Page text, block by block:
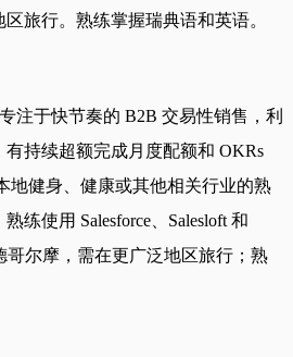
旅行。熟练掌握瑞典语和英语。
注于快节奏的 B2B 交易性销售，利
持续超额完成月度配额和 OKRs
地健身、健康或其他相关行业的熟
练使用 Salesforce、Salesloft 和
哥尔摩，需在更广泛地区旅行；熟